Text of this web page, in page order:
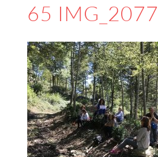
65 IMG_2077